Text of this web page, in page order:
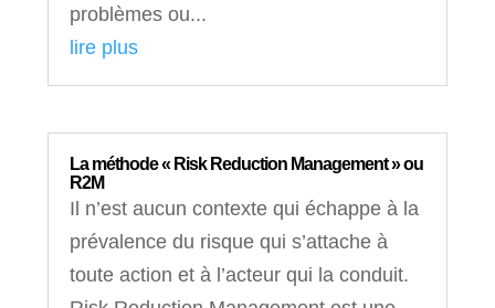
problèmes ou...
lire plus
La méthode « Risk Reduction Management » ou
R2M
Il n’est aucun contexte qui échappe à la
prévalence du risque qui s’attache à
toute action et à l’acteur qui la conduit.